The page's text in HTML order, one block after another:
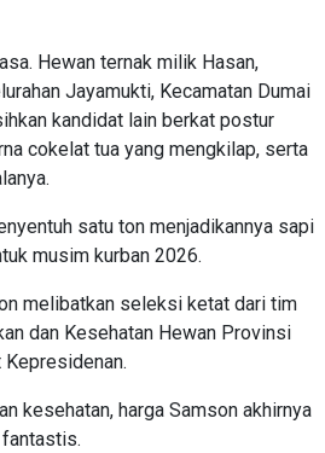
Hewan ternak milik Hasan,
Jayamukti, Kecamatan Dumai
kandidat lain berkat postur
cokelat tua yang mengkilap, serta
satu ton menjadikannya sapi
musim kurban 2026.
melibatkan seleksi ketat dari tim
dan Kesehatan Hewan Provinsi
Kepresidenan.
kesehatan, harga Samson akhirnya